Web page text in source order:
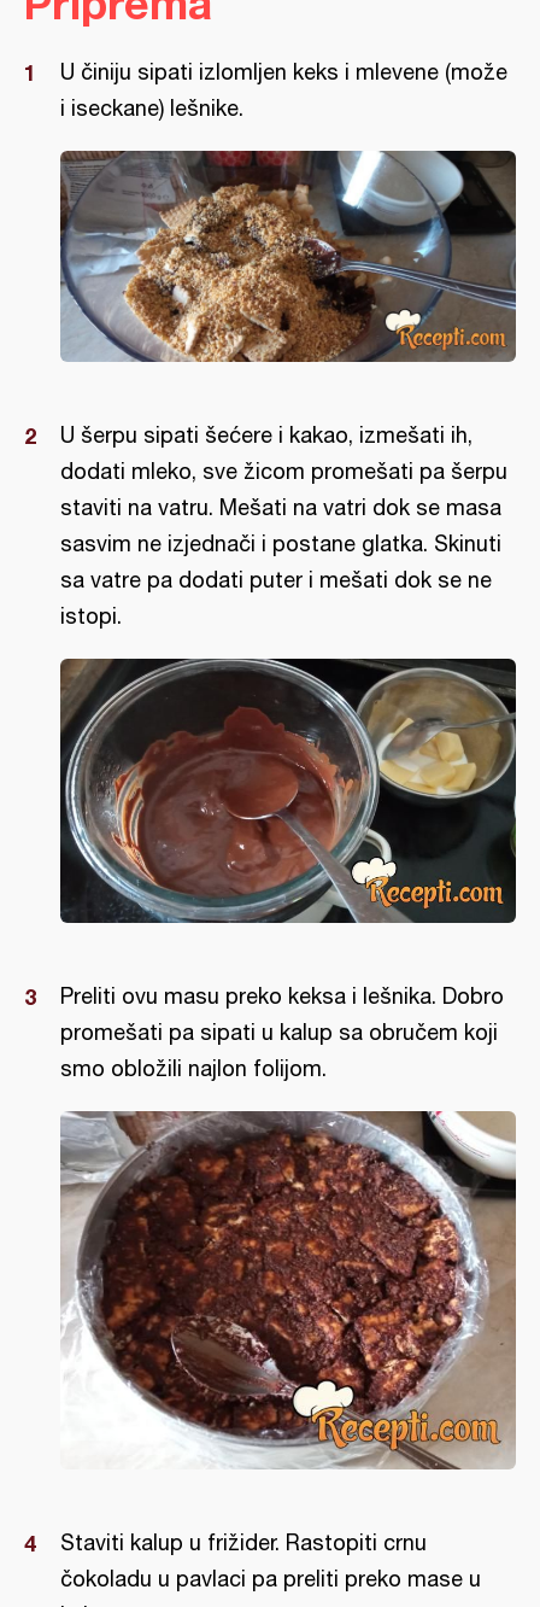
U činiju sipati izlomljen keks i mlevene (može
i iseckane) lešnike.
U šerpu sipati šećere i kakao, izmešati ih,
dodati mleko, sve žicom promešati pa šerpu
staviti na vatru. Mešati na vatri dok se masa
sasvim ne izjednači i postane glatka. Skinuti
sa vatre pa dodati puter i mešati dok se ne
istopi.
Preliti ovu masu preko keksa i lešnika. Dobro
promešati pa sipati u kalup sa obručem koji
smo obložili najlon folijom.
Staviti kalup u frižider. Rastopiti crnu
čokoladu u pavlaci pa preliti preko mase u